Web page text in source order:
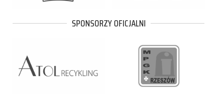
SPONSORZY OFICJALNI